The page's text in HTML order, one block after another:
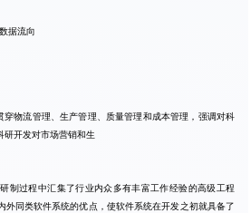
据流向
穿物流管理、生产管理、质量管理和成本管理，强调对科
研开发对市场营销和生
制过程中汇集了行业内众多有丰富工作经验的高级工程
外同类软件系统的优点，使软件系统在开发之初就具备了